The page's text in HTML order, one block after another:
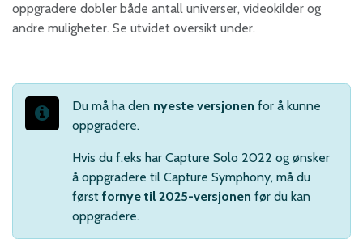
oppgradere dobler både antall universer, videokilder og
andre muligheter. Se utvidet oversikt under.
Du må ha den nyeste versjonen for å kunne
oppgradere.
Hvis du f.eks har Capture Solo 2022 og ønsker
å oppgradere til Capture Symphony, må du
førstfornye til 2025-versjonen før du kan
oppgradere.